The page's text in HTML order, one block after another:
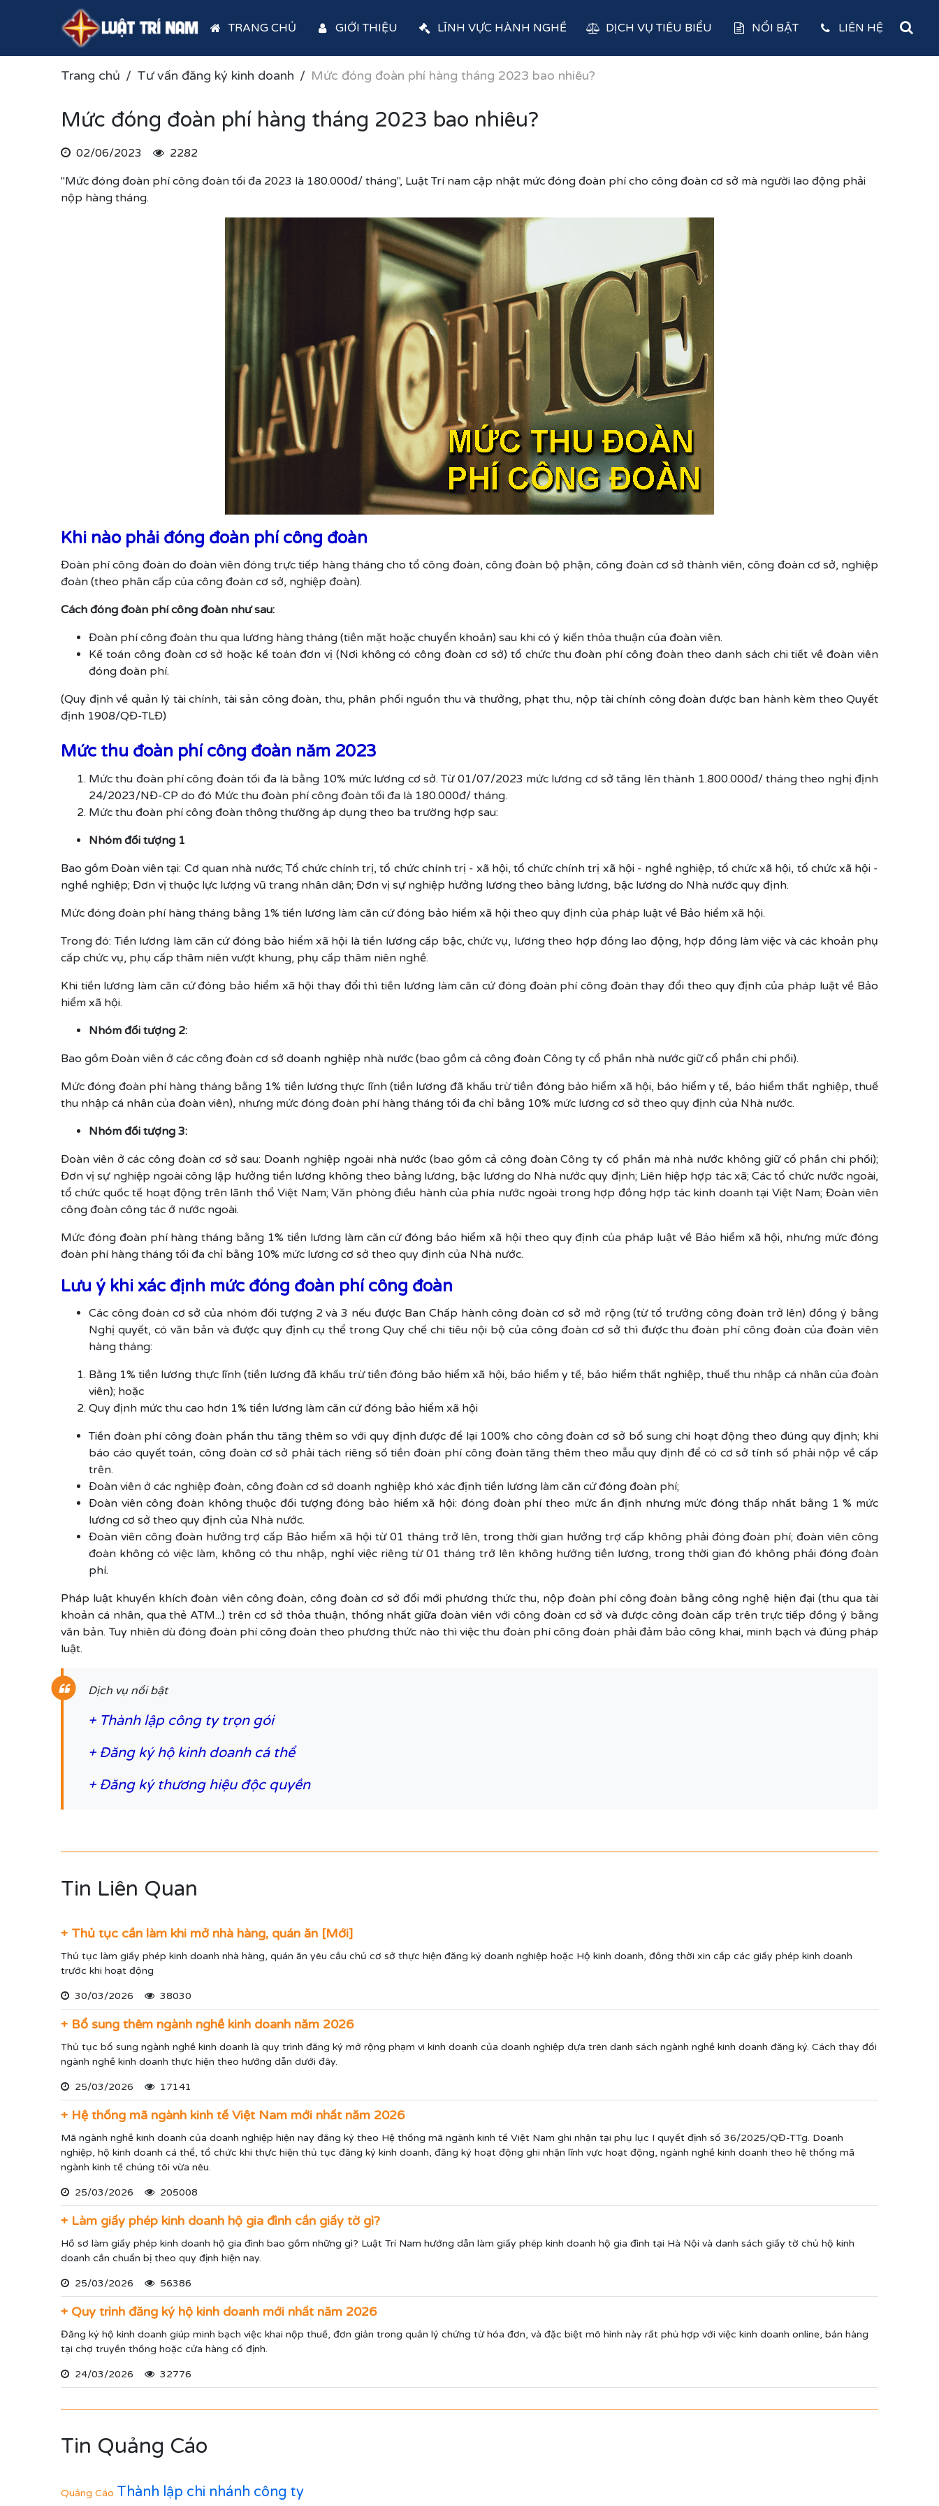
TRANG CHỦ GIỚI THIỆU LĨNH VỰC HÀNH NGHỀ DỊCH VỤ TIÊU BIỂU NỔI BẬT LIÊN HỆ
Trang chủ Tư vấn đăng ký kinh doanh Mức đóng đoàn phí hàng tháng 2023 bao nhiêu?
Mức đóng đoàn phí hàng tháng 2023 bao nhiêu?
02/06/2023
2282
"Mức đóng đoàn phí công đoàn tối đa 2023 là 180.000đ/ tháng", Luật Trí nam cập nhật mức đóng đoàn phí cho công đoàn cơ sở mà người lao động phải
nộp hàng tháng.
Khi nào phải đóng đoàn phí công đoàn
Đoàn phí công đoàn do đoàn viên đóng trực tiếp hàng tháng cho tổ công đoàn, công đoàn bộ phận, công đoàn cơ sở thành viên, công đoàn cơ sở, nghiệp
đoàn (theo phân cấp của công đoàn cơ sở, nghiệp đoàn).
Cách đóng đoàn phí công đoàn như sau:
Đoàn phí công đoàn thu qua lương hàng tháng (tiền mặt hoặc chuyển khoản) sau khi có ý kiến thỏa thuận của đoàn viên.
Kế toán công đoàn cơ sở hoặc kế toán đơn vị (Nơi không có công đoàn cơ sở) tổ chức thu đoàn phí công đoàn theo danh sách chi tiết về đoàn viên
đóng đoàn phí.
(Quy định về quản lý tài chính, tài sản công đoàn, thu, phân phối nguồn thu và thưởng, phạt thu, nộp tài chính công đoàn được ban hành kèm theo Quyết
định 1908/QĐ-TLĐ)
Mức thu đoàn phí công đoàn năm 2023
Mức thu đoàn phí công đoàn tối đa là bằng 10% mức lương cơ sở. Từ 01/07/2023 mức lương cơ sở tăng lên thành 1.800.000đ/ tháng theo nghị định
24/2023/NĐ-CP do đó Mức thu đoàn phí công đoàn tối đa là 180.000đ/ tháng.
Mức thu đoàn phí công đoàn thông thường áp dụng theo ba trường hợp sau:
Nhóm đối tượng 1
Bao gồm Đoàn viên tại: Cơ quan nhà nước; Tổ chức chính trị, tổ chức chính trị - xã hội, tổ chức chính trị xã hội - nghề nghiệp, tổ chức xã hội, tổ chức xã hội -
nghề nghiệp; Đơn vị thuộc lực lượng vũ trang nhân dân; Đơn vị sự nghiệp hưởng lương theo bảng lương, bậc lương do Nhà nước quy định.
Mức đóng đoàn phí hàng tháng bằng 1% tiền lương làm căn cứ đóng bảo hiểm xã hội theo quy định của pháp luật về Bảo hiểm xã hội.
Trong đó: Tiền lương làm căn cứ đóng bảo hiểm xã hội là tiền lương cấp bậc, chức vụ, lương theo hợp đồng lao động, hợp đồng làm việc và các khoản phụ
cấp chức vụ, phụ cấp thâm niên vượt khung, phụ cấp thâm niên nghề.
Khi tiền lương làm căn cứ đóng bảo hiểm xã hội thay đổi thì tiền lương làm căn cứ đóng đoàn phí công đoàn thay đổi theo quy định của pháp luật về Bảo
hiểm xã hội.
Nhóm đối tượng 2:
Bao gồm Đoàn viên ở các công đoàn cơ sở doanh nghiệp nhà nước (bao gồm cả công đoàn Công ty cổ phần nhà nước giữ cổ phần chi phối).
Mức đóng đoàn phí hàng tháng bằng 1% tiền lương thực lĩnh (tiền lương đã khấu trừ tiền đóng bảo hiểm xã hội, bảo hiểm y tế, bảo hiểm thất nghiệp, thuế
thu nhập cá nhân của đoàn viên), nhưng mức đóng đoàn phí hàng tháng tối đa chỉ bằng 10% mức lương cơ sở theo quy định của Nhà nước.
Nhóm đối tượng 3:
Đoàn viên ở các công đoàn cơ sở sau: Doanh nghiệp ngoài nhà nước (bao gồm cả công đoàn Công ty cổ phần mà nhà nước không giữ cổ phần chi phối);
Đơn vị sự nghiệp ngoài công lập hưởng tiền lương không theo bảng lương, bậc lương do Nhà nước quy định; Liên hiệp hợp tác xã; Các tổ chức nước ngoài,
tổ chức quốc tế hoạt động trên lãnh thổ Việt Nam; Văn phòng điều hành của phía nước ngoài trong hợp đồng hợp tác kinh doanh tại Việt Nam; Đoàn viên
công đoàn công tác ở nước ngoài.
Mức đóng đoàn phí hàng tháng bằng 1% tiền lương làm căn cứ đóng bảo hiểm xã hội theo quy định của pháp luật về Bảo hiểm xã hội, nhưng mức đóng
đoàn phí hàng tháng tối đa chỉ bằng 10% mức lương cơ sở theo quy định của Nhà nước.
Lưu ý khi xác định mức đóng đoàn phí công đoàn
Các công đoàn cơ sở của nhóm đối tượng 2 và 3 nếu được Ban Chấp hành công đoàn cơ sở mở rộng (từ tổ trưởng công đoàn trở lên) đồng ý bằng
Nghị quyết, có văn bản và được quy định cụ thể trong Quy chế chi tiêu nội bộ của công đoàn cơ sở thì được thu đoàn phí công đoàn của đoàn viên
hàng tháng:
Bằng 1% tiền lương thực lĩnh (tiền lương đã khấu trừ tiền đóng bảo hiểm xã hội, bảo hiểm y tế, bảo hiểm thất nghiệp, thuế thu nhập cá nhân của đoàn
viên); hoặc
Quy định mức thu cao hơn 1% tiền lương làm căn cứ đóng bảo hiểm xã hội
Tiền đoàn phí công đoàn phần thu tăng thêm so với quy định được để lại 100% cho công đoàn cơ sở bổ sung chi hoạt động theo đúng quy định; khi
báo cáo quyết toán, công đoàn cơ sở phải tách riêng số tiền đoàn phí công đoàn tăng thêm theo mẫu quy định để có cơ sở tính số phải nộp về cấp
trên.
Đoàn viên ở các nghiệp đoàn, công đoàn cơ sở doanh nghiệp khó xác định tiền lương làm căn cứ đóng đoàn phí;
Đoàn viên công đoàn không thuộc đối tượng đóng bảo hiểm xã hội: đóng đoàn phí theo mức ấn định nhưng mức đóng thấp nhất bằng 1 % mức
lương cơ sở theo quy định của Nhà nước.
Đoàn viên công đoàn hưởng trợ cấp Bảo hiểm xã hội từ 01 tháng trở lên, trong thời gian hưởng trợ cấp không phải đóng đoàn phí; đoàn viên công
đoàn không có việc làm, không có thu nhập, nghỉ việc riêng từ 01 tháng trở lên không hưởng tiền lương, trong thời gian đó không phải đóng đoàn
phí.
Pháp luật khuyến khích đoàn viên công đoàn, công đoàn cơ sở đổi mới phương thức thu, nộp đoàn phí công đoàn bằng công nghệ hiện đại (thu qua tài
khoản cá nhân, qua thẻ ATM...) trên cơ sở thỏa thuận, thống nhất giữa đoàn viên với công đoàn cơ sở và được công đoàn cấp trên trực tiếp đồng ý bằng
văn bản. Tuy nhiên dù đóng đoàn phí công đoàn theo phương thức nào thì việc thu đoàn phí công đoàn phải đảm bảo công khai, minh bạch và đúng pháp
luật.
Dịch vụ nổi bật
+ Thành lập công ty trọn gói
+ Đăng ký hộ kinh doanh cá thể
+ Đăng ký thương hiệu độc quyền
Tin Liên Quan
+ Thủ tục cần làm khi mở nhà hàng, quán ăn [Mới]
Thủ tục làm giấy phép kinh doanh nhà hàng, quán ăn yêu cầu chủ cơ sở thực hiện đăng ký doanh nghiệp hoặc Hộ kinh doanh, đồng thời xin cấp các giấy phép kinh doanh
trước khi hoạt động
30/03/2026 38030
+ Bổ sung thêm ngành nghề kinh doanh năm 2026
Thủ tục bổ sung ngành nghề kinh doanh là quy trình đăng ký mở rộng phạm vi kinh doanh của doanh nghiệp dựa trên danh sách ngành nghề kinh doanh đăng ký. Cách thay đổi
ngành nghề kinh doanh thực hiện theo hướng dẫn dưới đây.
25/03/2026 17141
+ Hệ thống mã ngành kinh tế Việt Nam mới nhất năm 2026
Mã ngành nghề kinh doanh của doanh nghiệp hiện nay đăng ký theo Hệ thống mã ngành kinh tế Việt Nam ghi nhận tại phụ lục I quyết định số 36/2025/QĐ-TTg. Doanh
nghiệp, hộ kinh doanh cá thể, tổ chức khi thực hiện thủ tục đăng ký kinh doanh, đăng ký hoạt động ghi nhận lĩnh vực hoạt động, ngành nghề kinh doanh theo hệ thống mã
ngành kinh tế chúng tôi vừa nêu.
25/03/2026 205008
+ Làm giấy phép kinh doanh hộ gia đình cần giấy tờ gì?
Hồ sơ làm giấy phép kinh doanh hộ gia đình bao gồm những gì? Luật Trí Nam hướng dẫn làm giấy phép kinh doanh hộ gia đình tại Hà Nội và danh sách giấy tờ chủ hộ kinh
doanh cần chuẩn bị theo quy định hiện nay.
25/03/2026 56386
+ Quy trình đăng ký hộ kinh doanh mới nhất năm 2026
Đăng ký hộ kinh doanh giúp minh bạch việc khai nộp thuế, đơn giản trong quản lý chứng từ hóa đơn, và đặc biệt mô hình này rất phù hợp với việc kinh doanh online, bán hàng
tại chợ truyền thống hoặc cửa hàng cố định.
24/03/2026 32776
Tin Quảng Cáo
Quảng Cáo Thành lập chi nhánh công ty